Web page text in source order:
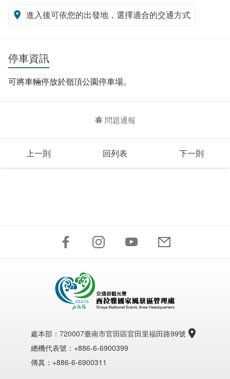
進入後可依您的出發地，選擇適合的交通方式
停車資訊
可將車輛停放於嶺頂公園停車場。
問題通報
上一則 回列表 下一則
處本部： 720007臺南市官田區官田里福田路99號
總機代表號：+886-6-6900399
傳真：+886-6-6900311